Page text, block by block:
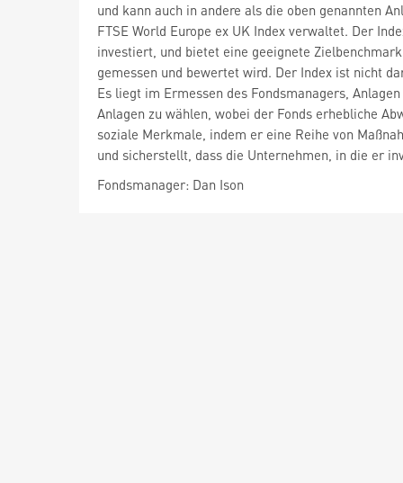
und kann auch in andere als die oben genannten
FTSE World Europe ex UK Index verwaltet. Der
investiert, und bietet eine geeignete
gemessen und bewertet wird. Der Index ist nicht
Es liegt im Ermessen des Fondsmanagers,
Anlagen zu wählen, wobei der Fonds erhebliche
soziale Merkmale, indem er eine Reihe von
und sicherstellt, dass die Unternehmen, in die er
Fondsmanager: Dan Ison